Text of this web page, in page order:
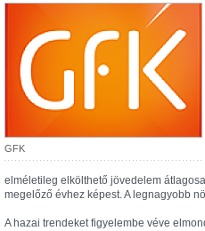
GFK
elméletileg elkölthető jövedelem
megelőző évhez képest. A legnagyobb
A hazai trendeket figyelembe véve